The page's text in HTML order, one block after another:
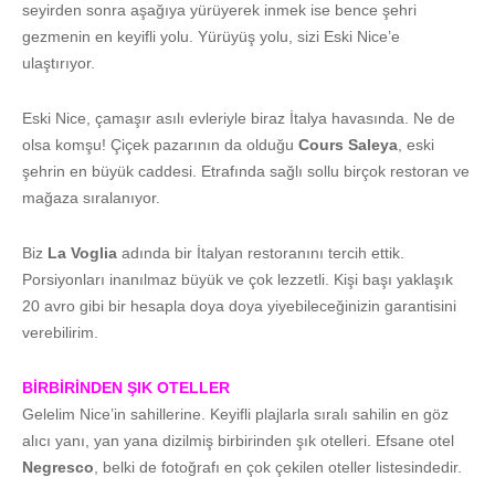
seyirden sonra aşağıya yürüyerek inmek ise bence şehri
gezmenin en keyifli yolu. Yürüyüş yolu, sizi Eski Nice’e
ulaştırıyor.
Eski Nice, çamaşır asılı evleriyle biraz İtalya havasında. Ne de
olsa komşu! Çiçek pazarının da olduğu Cours Saleya , eski
şehrin en büyük caddesi. Etrafında sağlı sollu birçok restoran ve
mağaza sıralanıyor.
Biz La Voglia adında bir İtalyan restoranını tercih ettik.
Porsiyonları inanılmaz büyük ve çok lezzetli. Kişi başı yaklaşık
20 avro gibi bir hesapla doya doya yiyebileceğinizin garantisini
verebilirim.
BİRBİRİNDEN ŞIK OTELLER
Gelelim Nice’in sahillerine. Keyifli plajlarla sıralı sahilin en göz
alıcı yanı, yan yana dizilmiş birbirinden şık otelleri. Efsane otel
Negresco , belki de fotoğrafı en çok çekilen oteller listesindedir.